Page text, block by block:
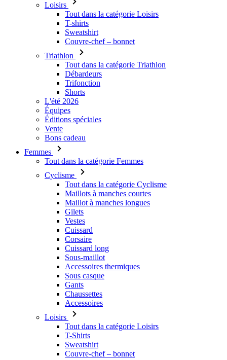
Loisirs
Tout dans la catégorie Loisirs
T-shirts
Sweatshirt
Couvre-chef – bonnet
Triathlon
Tout dans la catégorie Triathlon
Débardeurs
Trifonction
Shorts
L'été 2026
Équipes
Éditions spéciales
Vente
Bons cadeau
Femmes
Tout dans la catégorie Femmes
Cyclisme
Tout dans la catégorie Cyclisme
Maillots à manches courtes
Maillot à manches longues
Gilets
Vestes
Cuissard
Corsaire
Cuissard long
Sous-maillot
Accessoires thermiques
Sous casque
Gants
Chaussettes
Accessoires
Loisirs
Tout dans la catégorie Loisirs
T-Shirts
Sweatshirt
Couvre-chef – bonnet